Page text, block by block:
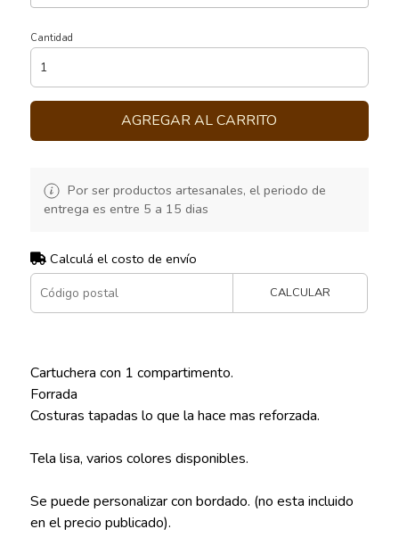
Cantidad
AGREGAR AL CARRITO
Por ser productos artesanales, el periodo de
entrega es entre 5 a 15 dias
Calculá el costo de envío
CALCULAR
Cartuchera con 1 compartimento.
Forrada
Costuras tapadas lo que la hace mas reforzada.
Tela lisa, varios colores disponibles.
Se puede personalizar con bordado. (no esta incluido
en el precio publicado).